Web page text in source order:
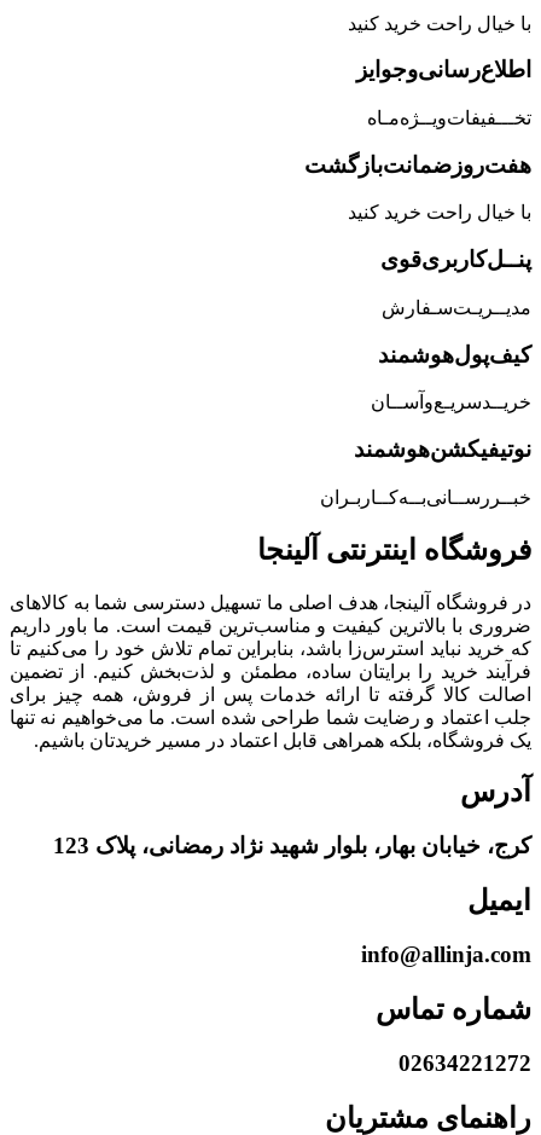
با خیال راحت خرید کنید
اطلاع‌رسانی‌و‌جوایز
تخـــفیفات‌ویــژه‌مـاه
هفت‌روز‌ضمانت‌بازگشت
با خیال راحت خرید کنید
پنــل‌کاربری‌قوی
مدیــریـت‌سـفارش
کیف‌پول‌هوشمند
خریــد‌سریـع‌و‌آســان
نوتیفیکشن‌هوشمند
خبــررســانی‌بــه‌کــاربـران
فروشگاه‌ اینترنتی‌ آلینجا
در فروشگاه آلینجا، هدف اصلی ما تسهیل دسترسی شما به کالاهای
ضروری با بالاترین کیفیت و مناسب‌ترین قیمت است. ما باور داریم
که خرید نباید استرس‌زا باشد، بنابراین تمام تلاش خود را می‌کنیم تا
فرآیند خرید را برایتان ساده، مطمئن و لذت‌بخش کنیم. از تضمین
اصالت کالا گرفته تا ارائه خدمات پس از فروش، همه چیز برای
جلب اعتماد و رضایت شما طراحی شده است. ما می‌خواهیم نه تنها
یک فروشگاه، بلکه همراهی قابل اعتماد در مسیر خریدتان باشیم.
آدرس
کرج، خیابان بهار، بلوار شهید نژاد رمضانی، پلاک 123
ایمیل
info@allinja.com
شماره تماس
02634221272
راهنمای مشتریان